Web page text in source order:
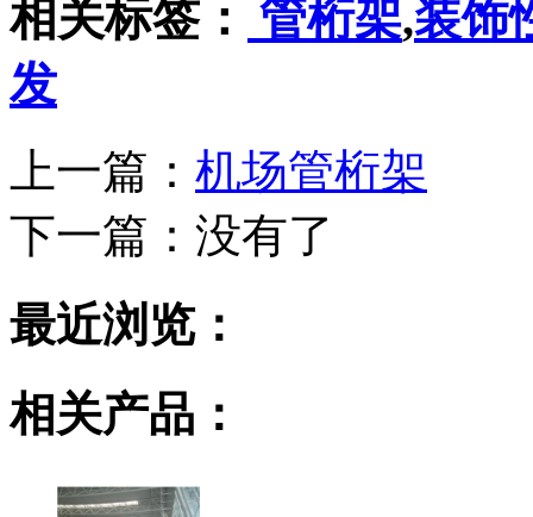
相关标签： 管桁架,装饰
发
上一篇： 机场管桁架
下一篇： 没有了
最近浏览：
相关产品：